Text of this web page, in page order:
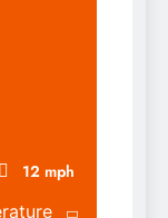
12 mph